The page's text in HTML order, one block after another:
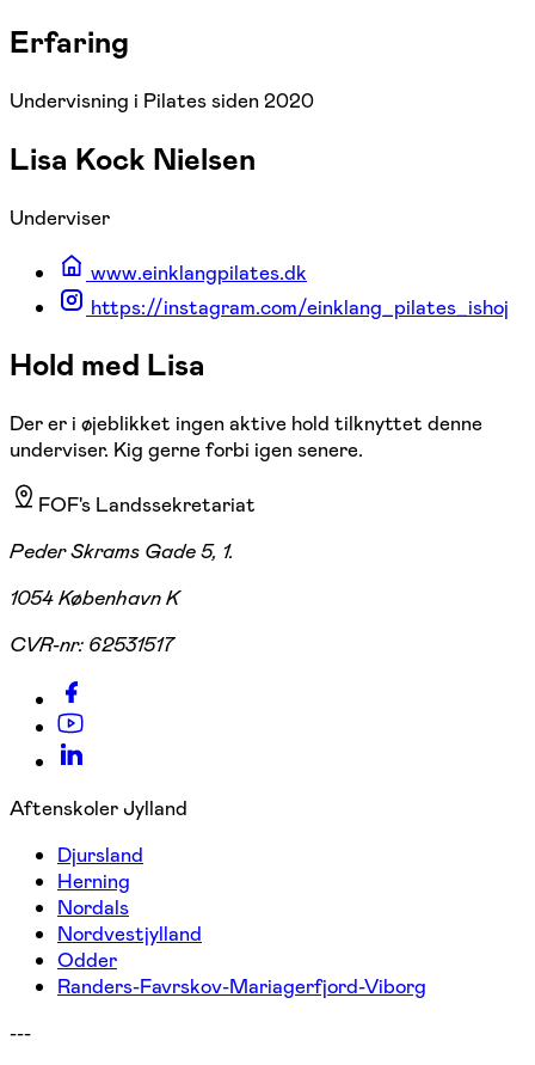
Erfaring
Undervisning i Pilates siden 2020
Lisa Kock Nielsen
Underviser
www.einklangpilates.dk
https://instagram.com/einklang_pilates_ishoj
Hold med Lisa
Der er i øjeblikket ingen aktive hold tilknyttet denne
underviser. Kig gerne forbi igen senere.
FOF's Landssekretariat
Peder Skrams Gade 5, 1.
1054 København K
CVR-nr: 62531517
Aftenskoler Jylland
Djursland
Herning
Nordals
Nordvestjylland
Odder
Randers-Favrskov-Mariagerfjord-Viborg
---